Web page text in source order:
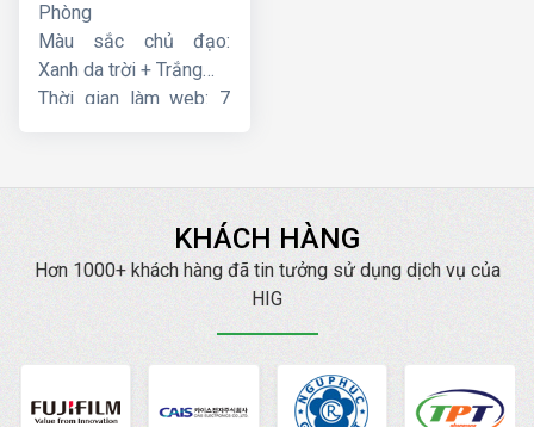
Phòng
Màu sắc chủ đạo:
Xanh da trời + Trắng
Thời gian làm web: 7
KHÁCH HÀNG
Hơn 1000+ khách hàng đã tin tưởng sử dụng dịch vụ của
HIG